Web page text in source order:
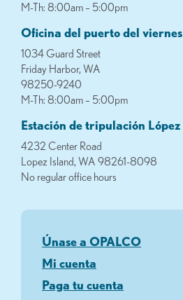
M-Th: 8:00am – 5:00pm
Oficina del puerto del viernes
1034 Guard Street
Friday Harbor, WA
98250-9240
M-Th: 8:00am – 5:00pm
Estación de tripulación López
4232 Center Road
Lopez Island, WA 98261-8098
No regular office hours
Únase a OPALCO
Mi cuenta
Paga tu cuenta